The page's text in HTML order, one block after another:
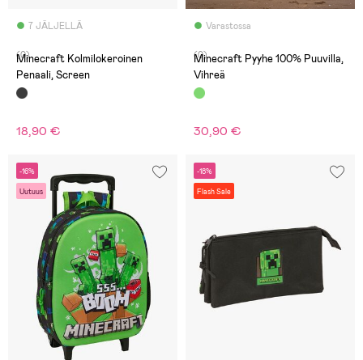
7 JÄLJELLÄ
(0)
Minecraft Kolmilokeroinen
Penaali, Screen
18,90 €
Varastossa
(0)
Minecraft Pyyhe 100% Puuvilla,
Vihreä
30,90 €
-16%
Uutuus
-18%
Flash Sale